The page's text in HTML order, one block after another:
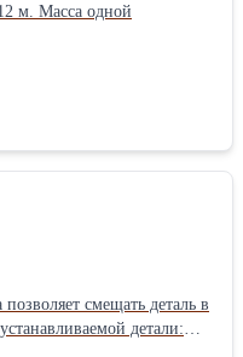
м. Масса одной
смещать деталь в
детали: